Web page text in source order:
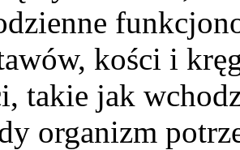
kości i
takie jak
organizm